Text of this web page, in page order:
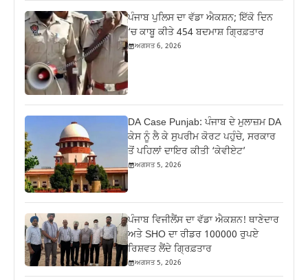
ਪੰਜਾਬ ਪੁਲਿਸ ਦਾ ਵੱਡਾ ਐਕਸ਼ਨ; ਇੱਕੋ ਦਿਨ
‘ਚ ਕਾਬੂ ਕੀਤੇ 454 ਬਦਮਾਸ਼ ਗ੍ਰਿਫ਼ਤਾਰ
ਅਗਸਤ 6, 2026
DA Case Punjab: ਪੰਜਾਬ ਦੇ ਮੁਲਾਜ਼ਮ DA
ਕੇਸ ਨੂੰ ਲੈ ਕੇ ਸੁਪਰੀਮ ਕੋਰਟ ਪਹੁੰਚੇ, ਸਰਕਾਰ
ਤੋਂ ਪਹਿਲਾਂ ਦਾਇਰ ਕੀਤੀ ‘ਕੇਵੀਏਟ’
ਅਗਸਤ 5, 2026
ਪੰਜਾਬ ਵਿਜੀਲੈਂਸ ਦਾ ਵੱਡਾ ਐਕਸ਼ਨ! ਥਾਣੇਦਾਰ
ਅਤੇ SHO ਦਾ ਰੀਡਰ 100000 ਰੁਪਏ
ਰਿਸ਼ਵਤ ਲੈਂਦੇ ਗ੍ਰਿਫ਼ਤਾਰ
ਅਗਸਤ 5, 2026